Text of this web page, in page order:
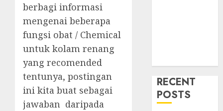
berbagi informasi
mengenai beberapa
fungsi obat / Chemical
untuk kolam renang
yang recomended
tentunya, postingan
ini kita buat sebagai
jawaban daripada
RECENT
POSTS